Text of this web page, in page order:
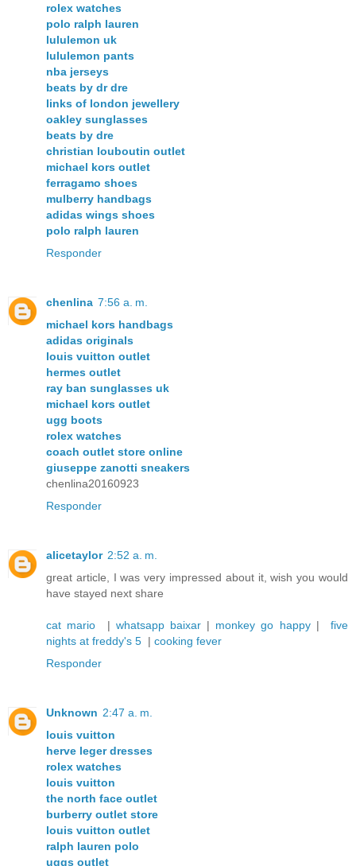
rolex watches
polo ralph lauren
lululemon uk
lululemon pants
nba jerseys
beats by dr dre
links of london jewellery
oakley sunglasses
beats by dre
christian louboutin outlet
michael kors outlet
ferragamo shoes
mulberry handbags
adidas wings shoes
polo ralph lauren
Responder
chenlina 7:56 a. m.
michael kors handbags
adidas originals
louis vuitton outlet
hermes outlet
ray ban sunglasses uk
michael kors outlet
ugg boots
rolex watches
coach outlet store online
giuseppe zanotti sneakers
chenlina20160923
Responder
alicetaylor 2:52 a. m.
great article, I was very impressed about it, wish you would
have stayed next share
cat mario | whatsapp baixar| monkey go happy|five
nights at freddy's 5 | cooking fever
Responder
Unknown 2:47 a. m.
louis vuitton
herve leger dresses
rolex watches
louis vuitton
the north face outlet
burberry outlet store
louis vuitton outlet
ralph lauren polo
uggs outlet